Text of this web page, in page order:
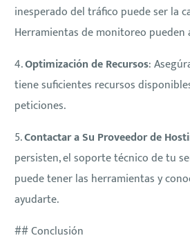
inesperado del tráfico puede ser la
Herramientas de monitoreo
4.Optimización de Recursos:
tiene suficientes recursos
peticiones.
5.Contactar a Su Proveedor de
persisten, el soporte técnico de tu
puede tener las herramientas y
ayudarte.
## Conclusión